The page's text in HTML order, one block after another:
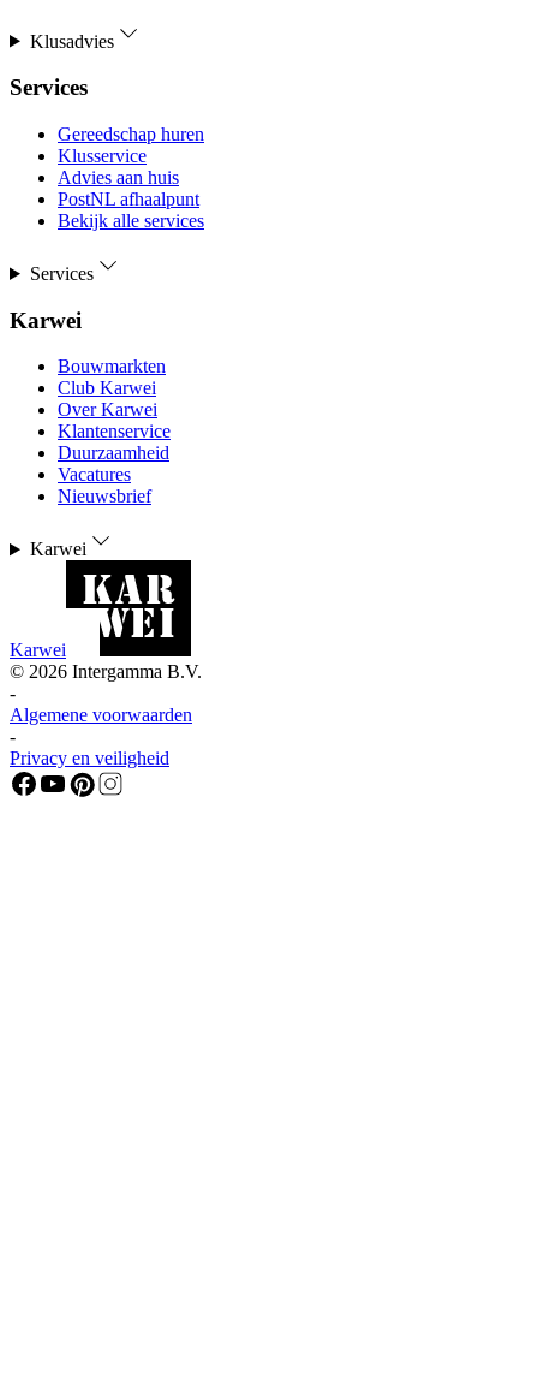
Klusadvies
Services
Gereedschap huren
Klusservice
Advies aan huis
PostNL afhaalpunt
Bekijk alle services
Services
Karwei
Bouwmarkten
Club Karwei
Over Karwei
Klantenservice
Duurzaamheid
Vacatures
Nieuwsbrief
Karwei
Karwei
© 2026 Intergamma B.V.
-
Algemene voorwaarden
-
Privacy en veiligheid